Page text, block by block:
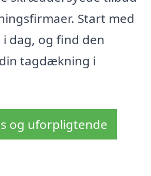
Start med
dag, og find den
tagdækning i
og uforpligtende